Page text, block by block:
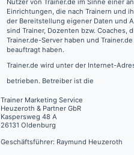
Nutzer von Trainer.de im Sinne einer
Einrichtungen, die nach Trainern und
der Bereitstellung eigener Daten und
sind Trainer, Dozenten bzw.
Trainer.de-Server haben und Trainer.de
beauftragt haben.
Trainer.de wird unter der Internet-
betrieben. Betreiber ist die
Trainer Marketing Service
Heuzeroth & Partner GbR
Kaspersweg 48 A
26131 Oldenburg
Geschäftsführer: Raymund Heuzeroth